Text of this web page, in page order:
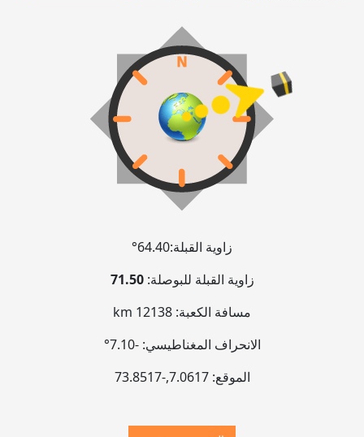
زاوية القبلة:64.40°
زاوية القبلة للبوصلة:71.50
مسافة الكعبة: 12138 km
الانحراف المغناطيسي:-7.10°
الموقع:7.0617
,
-73.8518